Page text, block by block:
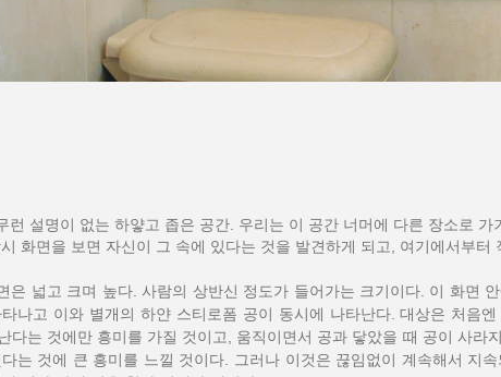
런 설명이 없는 하얗고 좁은 공간. 우리는 이 공간 너머에 다른 장소로
화면을 보면 자신이 그 속에 있다는 것을 발견하게 되고, 여기에서부터
은 넓고 크며 높다. 사람의 상반신 정도가 들어가는 크기이다. 이 화면
나고 이와 별개의 하얀 스티로폼 공이 동시에 나타난다. 대상은 처음
다는 것에만 흥미를 가질 것이고, 움직이면서 공과 닿았을 때 공이 사라
는 것에 큰 흥미를 느낄 것이다. 그러나 이것은 끊임없이 계속해서 지속